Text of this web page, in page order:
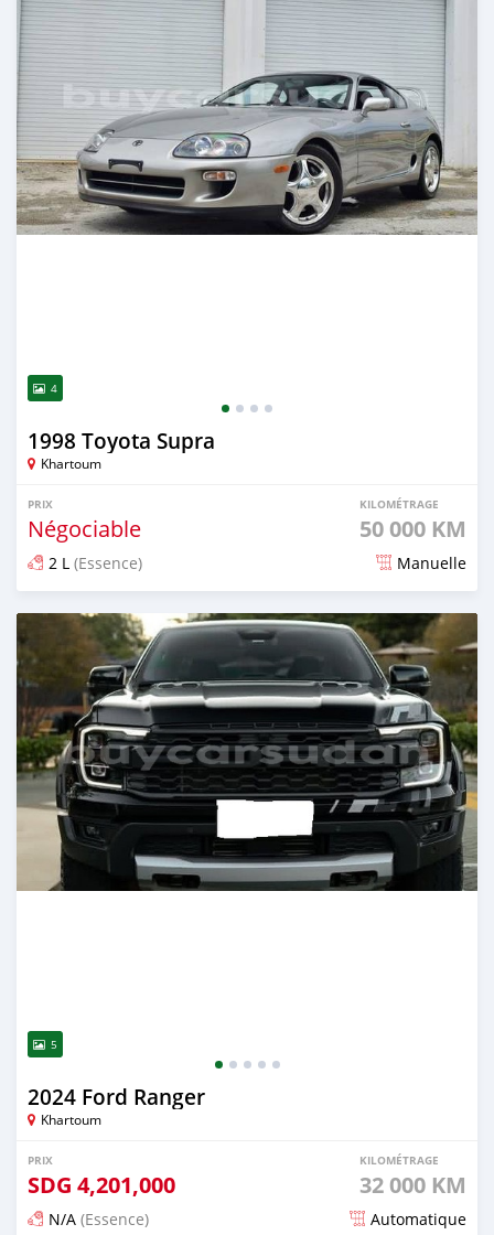
4
1998 Toyota Supra
Khartoum
PRIX
Négociable
KILOMÉTRAGE
50 000 KM
2 L (Essence) Manuelle
Publié il y a environ 2 mois
5
2024 Ford Ranger
Khartoum
PRIX
SDG 4,201,000
KILOMÉTRAGE
32 000 KM
N/A (Essence) Automatique